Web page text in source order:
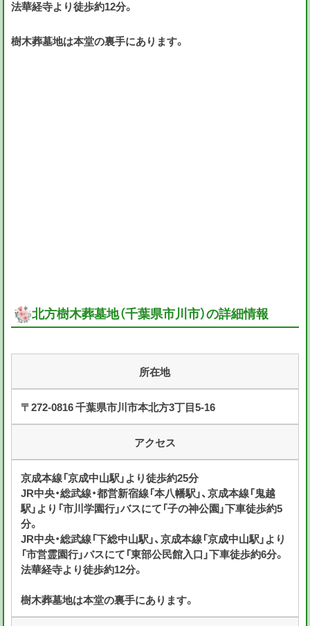
法華経寺より徒歩約12分。
樹木葬墓地は本堂の裏手にあります。
北方樹木葬墓地（千葉県市川市）の詳細情報
所在地
〒272-0816 千葉県市川市本北方3丁目5-16
アクセス
京成本線「京成中山駅」より徒歩約25分
JR中央・総武線・都営新宿線「本八幡駅」、京成本線「鬼越
駅」より「市川学園行」バスにて「子の神公園」下車徒歩約5
分。
JR中央・総武線「下総中山駅」、京成本線「京成中山駅」より
「市営霊園行」バスにて「東部公民館入口」下車徒歩約6分。
法華経寺より徒歩約12分。
樹木葬墓地は本堂の裏手にあります。